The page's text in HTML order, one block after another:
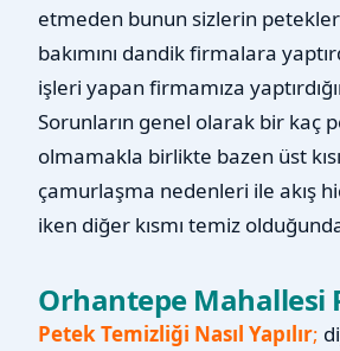
etmeden bunun sizlerin
bakımını dandik firmalara
işleri yapan firmamıza
Sorunların genel olarak bir kaç
olmamakla birlikte bazen üst
çamurlaşma nedenleri ile akış
iken diğer kısmı temiz
Orhantepe Mahallesi
Petek Temizliği Nasıl Yapılır;